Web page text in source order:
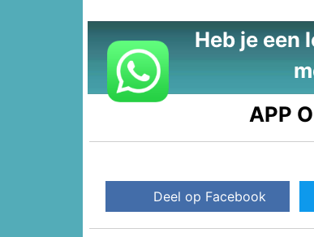
Heb je een
APP
Deel op Facebook